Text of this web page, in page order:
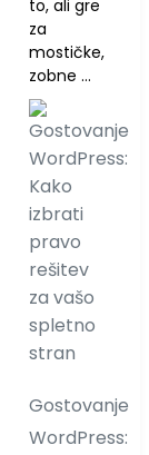
to, ali gre
za
mostičke,
zobne …
Gostovanje
WordPress: